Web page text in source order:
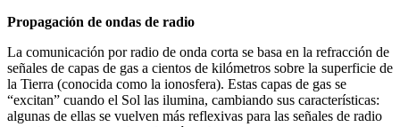
Propagación de ondas de radio
La comunicación por radio de onda corta se basa en la refracción de
señales de capas de gas a cientos de kilómetros sobre la superficie de
la Tierra (conocida como la ionosfera). Estas capas de gas se
“excitan” cuando el Sol las ilumina, cambiando sus características:
algunas de ellas se vuelven más reflexivas para las señales de radio